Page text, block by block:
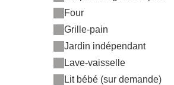
Four
Grille-pain
Jardin indépendant
Lave-vaisselle
Lit bébé (sur demande)